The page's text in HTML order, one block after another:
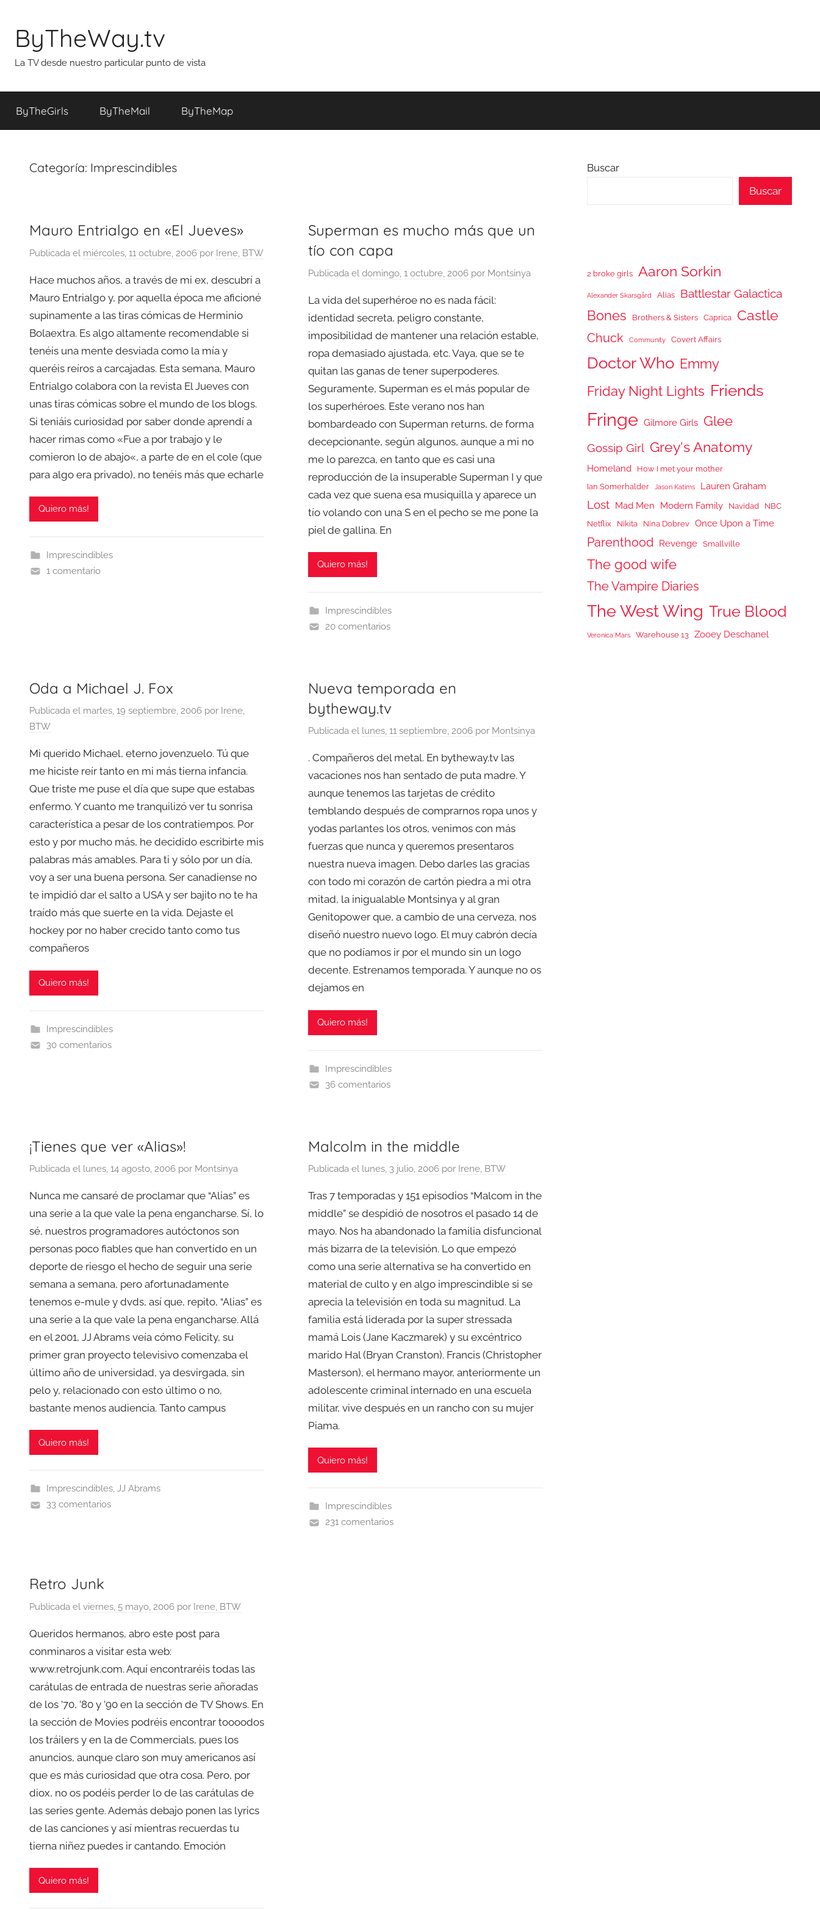
contenido
ByTheWay.tv
La TV desde nuestro particular punto de vista
ByTheGirls ByTheMail ByTheMap
Categoría: Imprescindibles
Mauro Entrialgo en «El Jueves»
Publicada el miércoles, 11 octubre, 2006 por Irene, BTW
Hace muchos años, a través de mi ex, descubrí a
Mauro Entrialgo y, por aquella época me aficioné
supinamente a las tiras cómicas de Herminio
Bolaextra. Es algo altamente recomendable si
tenéis una mente desviada como la mía y
queréis reíros a carcajadas. Esta semana, Mauro
Entrialgo colabora con la revista El Jueves con
unas tiras cómicas sobre el mundo de los blogs.
Si teniáis curiosidad por saber donde aprendí a
hacer rimas como «Fue a por trabajo y le
comieron lo de abajo«, a parte de en el cole (que
para algo era privado), no tenéis más que echarle
Quiero más!
Imprescindibles
1 comentario
Superman es mucho más que un
tío con capa
Publicada eldomingo, 1 octubre, 2006 por Montsinya
La vida del superhéroe no es nada fácil:
identidad secreta, peligro constante,
imposibilidad de mantener una relación estable,
ropa demasiado ajustada, etc. Vaya, que se te
quitan las ganas de tener superpoderes.
Seguramente, Superman es el más popular de
los superhéroes. Este verano nos han
bombardeado con Superman returns, de forma
decepcionante, según algunos, aunque a mi no
me lo parezca, en tanto que es casi una
reproducción de la insuperable Superman I y que
cada vez que suena esa musiquilla y aparece un
tío volando con una S en el pecho se me pone la
piel de gallina. En
Quiero más!
Imprescindibles
20 comentarios
Oda a Michael J. Fox
Publicada el martes, 19 septiembre, 2006 por Irene,
BTW
Mi querido Michael, eterno jovenzuelo. Tú que
me hiciste reír tanto en mi más tierna infancia.
Que triste me puse el día que supe que estabas
enfermo. Y cuanto me tranquilizó ver tu sonrisa
característica a pesar de los contratiempos. Por
esto y por mucho más, he decidido escribirte mis
palabras más amables. Para ti y sólo por un día,
voy a ser una buena persona. Ser canadiense no
te impidió dar el salto a USA y ser bajito no te ha
traído más que suerte en la vida. Dejaste el
hockey por no haber crecido tanto como tus
compañeros
Quiero más!
Imprescindibles
30 comentarios
Nueva temporada en
bytheway.tv
Publicada el lunes, 11 septiembre, 2006 por Montsinya
. Compañeros del metal. En bytheway.tv las
vacaciones nos han sentado de puta madre. Y
aunque tenemos las tarjetas de crédito
temblando después de comprarnos ropa unos y
yodas parlantes los otros, venimos con más
fuerzas que nunca y queremos presentaros
nuestra nueva imagen. Debo darles las gracias
con todo mi corazón de cartón piedra a mi otra
mitad, la inigualable Montsinya y al gran
Genitopower que, a cambio de una cerveza, nos
diseñó nuestro nuevo logo. El muy cabrón decía
que no podíamos ir por el mundo sin un logo
decente. Estrenamos temporada. Y aunque no os
dejamos en
Quiero más!
Imprescindibles
36 comentarios
¡Tienes que ver «Alias»!
Publicada el lunes, 14 agosto, 2006 por Montsinya
Nunca me cansaré de proclamar que “Alias” es
una serie a la que vale la pena engancharse. Sí, lo
sé, nuestros programadores autóctonos son
personas poco fiables que han convertido en un
deporte de riesgo el hecho de seguir una serie
semana a semana, pero afortunadamente
tenemos e-mule y dvds, así que, repito, “Alias” es
una serie a la que vale la pena engancharse. Allá
en el 2001, JJ Abrams veía cómo Felicity, su
primer gran proyecto televisivo comenzaba el
último año de universidad, ya desvirgada, sin
pelo y, relacionado con esto último o no,
bastante menos audiencia. Tanto campus
Quiero más!
Imprescindibles, JJ Abrams
33 comentarios
Malcolm in the middle
Publicada el lunes, 3 julio, 2006 por Irene, BTW
Tras 7 temporadas y 151 episodios “Malcom in the
middle” se despidió de nosotros el pasado 14 de
mayo. Nos ha abandonado la familia disfuncional
más bizarra de la televisión. Lo que empezó
como una serie alternativa se ha convertido en
material de culto y en algo imprescindible si se
aprecia la televisión en toda su magnitud. La
familia está liderada por la super stressada
mamá Lois (Jane Kaczmarek) y su excéntrico
marido Hal (Bryan Cranston). Francis (Christopher
Masterson), el hermano mayor, anteriormente un
adolescente criminal internado en una escuela
militar, vive después en un rancho con su mujer
Piama.
Quiero más!
Imprescindibles
231 comentarios
Retro Junk
Publicada el viernes, 5 mayo, 2006 por Irene, BTW
Queridos hermanos, abro este post para
conminaros a visitar esta web:
www.retrojunk.com. Aquí encontraréis todas las
carátulas de entrada de nuestras serie añoradas
de los ’70, ’80 y ’90 en la sección de TV Shows. En
la sección de Movies podréis encontrar toooodos
los tráilers y en la de Commercials, pues los
anuncios, aunque claro son muy americanos así
que es más curiosidad que otra cosa. Pero, por
diox, no os podéis perder lo de las carátulas de
las series gente. Además debajo ponen las lyrics
de las canciones y así mientras recuerdas tu
tierna niñez puedes ir cantando. Emoción
Quiero más!
Buscar
Buscar
2 broke girls Aaron Sorkin
Alexander Skarsgård Alias Battlestar Galactica
Bones Brothers & Sisters Caprica Castle
Chuck Community Covert Affairs
Doctor Who Emmy
Friday Night Lights Friends
Fringe Gilmore Girls Glee
Gossip Girl Grey's Anatomy
Homeland
How I met your mother
Ian Somerhalder
Jason Katims Lauren Graham
Lost Mad Men Modern Family Navidad
NBC
Netflix
Nikita Nina Dobrev Once Upon a Time
Parenthood Revenge Smallville
The good wife
The Vampire Diaries
The West Wing True Blood
Veronica Mars Warehouse 13 Zooey Deschanel